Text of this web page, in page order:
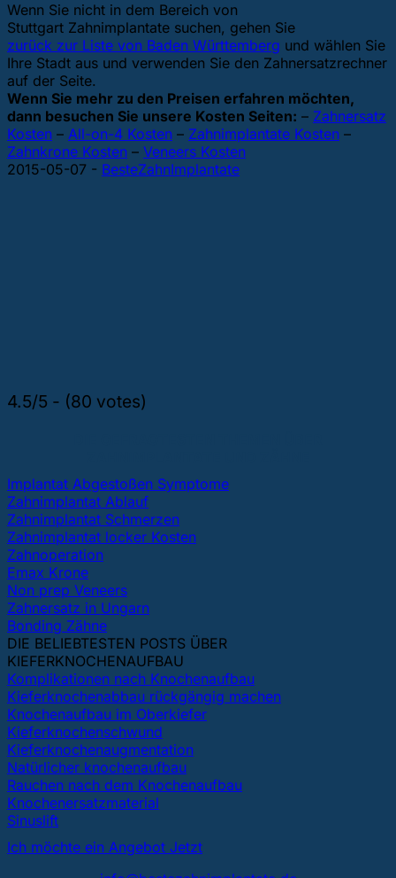
Wenn Sie nicht in dem Bereich von
Stuttgart Zahnimplantate suchen, gehen Sie
zurück zur Liste von Baden Württemberg und wählen Sie
Ihre Stadt aus und verwenden Sie den Zahnersatzrechner
auf der Seite.
Wenn Sie mehr zu den Preisen erfahren möchten,
dann besuchen Sie unsere Kosten Seiten: – Zahnersatz
Kosten – All-on-4 Kosten – Zahnimplantate Kosten –
Zahnkrone Kosten – Veneers Kosten
2015-05-07 - BesteZahnImplantate
4.5/5 - (80 votes)
Implantat Abgestoßen Symptome
Zahnimplantat Ablauf
Zahnimplantat Schmerzen
Zahnimplantat locker Kosten
Zahnoperation
Emax Krone
Non prep Veneers
Zahnersatz in Ungarn
Bonding Zähne
DIE BELIEBTESTEN POSTS ÜBER
KIEFERKNOCHENAUFBAU
Komplikationen nach Knochenaufbau
Kieferknochenabbau rückgängig machen
Knochenaufbau im Oberkiefer
Kieferknochenschwund
Kieferknochenaugmentation
Natürlicher knochenaufbau
Rauchen nach dem Knochenaufbau
Knochenersatzmaterial
Sinuslift
Ich möchte ein Angebot Jetzt